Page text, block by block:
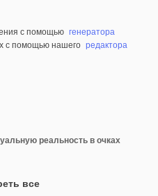
с помощью генератора
с помощью нашего редактора
реальность в очках
все